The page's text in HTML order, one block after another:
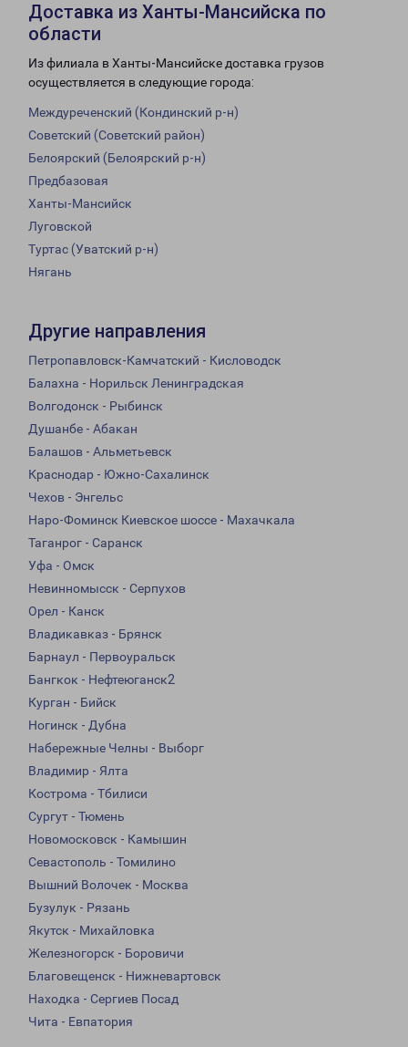
Доставка из Ханты-Мансийска по
области
Из филиала в Ханты-Мансийске доставка грузов
осуществляется в следующие города:
Междуреченский (Кондинский р-н)
Советский (Советский район)
Белоярский (Белоярский р-н)
Предбазовая
Ханты-Мансийск
Луговской
Туртас (Уватский р-н)
Нягань
Другие направления
Петропавловск-Камчатский - Кисловодск
Балахна - Норильск Ленинградская
Волгодонск - Рыбинск
Душанбе - Абакан
Балашов - Альметьевск
Краснодар - Южно-Сахалинск
Чехов - Энгельс
Наро-Фоминск Киевское шоссе - Махачкала
Таганрог - Саранск
Уфа - Омск
Невинномысск - Серпухов
Орел - Канск
Владикавказ - Брянск
Барнаул - Первоуральск
Бангкок - Нефтеюганск2
Курган - Бийск
Ногинск - Дубна
Набережные Челны - Выборг
Владимир - Ялта
Кострома - Тбилиси
Сургут - Тюмень
Новомосковск - Камышин
Севастополь - Томилино
Вышний Волочек - Москва
Бузулук - Рязань
Якутск - Михайловка
Железногорск - Боровичи
Благовещенск - Нижневартовск
Находка - Сергиев Посад
Чита - Евпатория